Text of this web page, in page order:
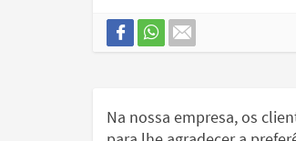
Na nossa empresa, os